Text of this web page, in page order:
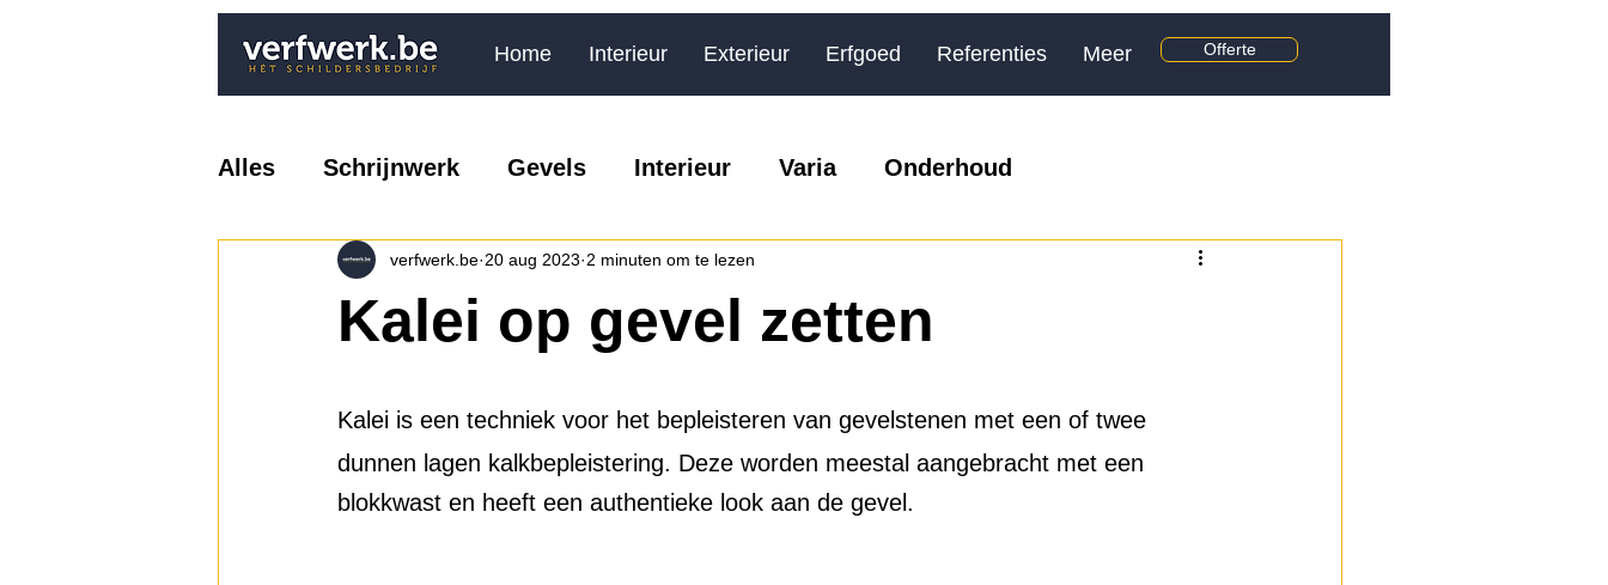
Home Interieur Exterieur Erfgoed Referenties Meer Offerte
Alles Schrijnwerk Gevels Interieur Varia Onderhoud
Kalei op gevel zetten
verfwerk.be 20 aug 2023 2 minuten om te lezen
Kalei is een techniek voor het bepleisteren van gevelstenen met een of twee
dunnen lagen kalkbepleistering. Deze worden meestal aangebracht met een
blokkwast en heeft een authentieke look aan de gevel.